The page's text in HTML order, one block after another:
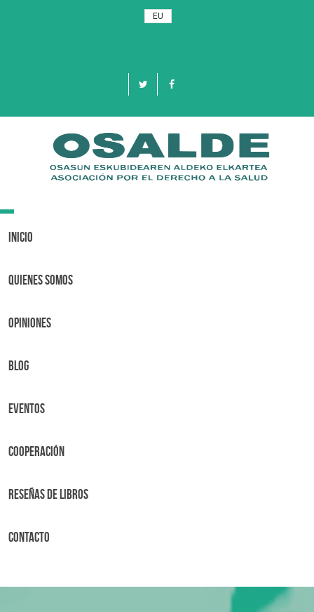
EU
Toggle
Inicio
Quienes Somos
OPINIONES
BLOG
Eventos
Cooperación
Reseñas de libros
Contacto